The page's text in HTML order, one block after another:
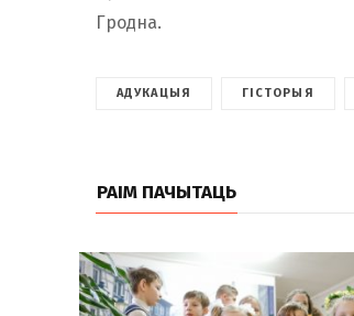
Гродна.
АДУКАЦЫЯ ГІСТОРЫЯ
РАІМ ПАЧЫТАЦЬ